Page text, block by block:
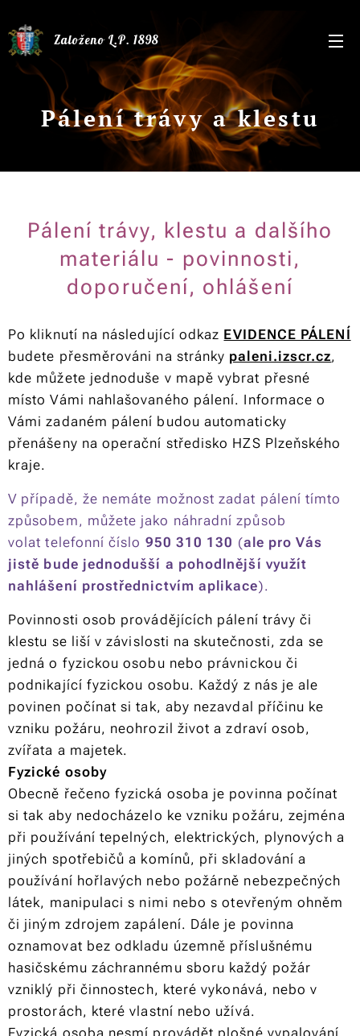
Založeno L.P. 1898
Pálení trávy a klestu
Pálení trávy, klestu a dalšího
materiálu - povinnosti,
doporučení, ohlášení
Po kliknutí na následující odkaz EVIDENCE PÁLENÍ
budete přesměrováni na stránky paleni.izscr.cz,
kde můžete jednoduše v mapě vybrat přesné
místo Vámi nahlašovaného pálení. Informace o
Vámi zadaném pálení budou automaticky
přenášeny na operační středisko HZS Plzeňského
kraje.
V případě, že nemáte možnost zadat pálení tímto
způsobem, můžete jako náhradní způsob
volat telefonní číslo 950 310 130 (ale pro Vás
jistě bude jednodušší a pohodlnější využít
nahlášení prostřednictvím aplikace).
Povinnosti osob provádějících pálení trávy či
klestu se liší v závislosti na skutečnosti, zda se
jedná o fyzickou osobu nebo právnickou či
podnikající fyzickou osobu. Každý z nás je ale
povinen počínat si tak, aby nezavdal příčinu ke
vzniku požáru, neohrozil život a zdraví osob,
zvířata a majetek.
Fyzické osoby
Obecně řečeno fyzická osoba je povinna počínat
si tak aby nedocházelo ke vzniku požáru, zejména
při používání tepelných, elektrických, plynových a
jiných spotřebičů a komínů, při skladování a
používání hořlavých nebo požárně nebezpečných
látek, manipulaci s nimi nebo s otevřeným ohněm
či jiným zdrojem zapálení. Dále je povinna
oznamovat bez odkladu územně příslušnému
hasičskému záchrannému sboru každý požár
vzniklý při činnostech, které vykonává, nebo v
prostorách, které vlastní nebo užívá.
Fyzická osoba nesmí provádět plošné vypalování